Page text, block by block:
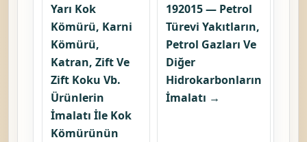
Yarı Kok
Kömürü, Karni
Kömürü,
Katran, Zift Ve
Zift Koku Vb.
Ürünlerin
İmalatı İle Kok
Kömürünün
192015 — Petrol
Türevi Yakıtların,
Petrol Gazları Ve
Diğer
Hidrokarbonların
İmalatı →